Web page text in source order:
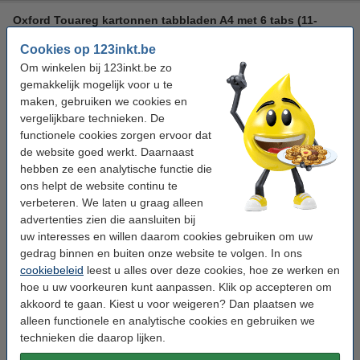
Cookies op 123inkt.be
Om winkelen bij 123inkt.be zo
gemakkelijk mogelijk voor u te
maken, gebruiken we cookies en
vergelijkbare technieken. De
functionele cookies zorgen ervoor dat
de website goed werkt. Daarnaast
hebben ze een analytische functie die
ons helpt de website continu te
verbeteren. We laten u graag alleen
advertenties zien die aansluiten bij
uw interesses en willen daarom cookies gebruiken om uw
gedrag binnen en buiten onze website te volgen. In ons
cookiebeleid leest u alles over deze cookies, hoe ze werken en
hoe u uw voorkeuren kunt aanpassen. Klik op accepteren om
akkoord te gaan. Kiest u voor weigeren? Dan plaatsen we
alleen functionele en analytische cookies en gebruiken we
technieken die daarop lijken.
Oxford Touareg kartonnen tabbladen A4 met 6 tabs (11-
Bekijk de specificaties en omschrijving
Direct leverbaar
Morgen in huis
€ 3,25 Bestellen
Aanbieding: 10x 123inkt witte kartonnen tabbladen A4 met
€ 28,00
Tip: meebestellen
123inkt classeur A4 karton zwart gewolkt 80 mm
€ 3,95